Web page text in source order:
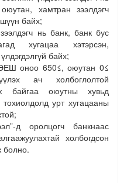
оюутан, хамтран зээлдэгч
байх;
нь банк, банк бус
хугацаа хэтэрсэн,
байх;
оноо 650≤, оюутан 0≤
ач холбоглолтой
байгаа оюутны хувьд
урт хугацааны
д оролцогч банкнаас
холбогдсон
болно.